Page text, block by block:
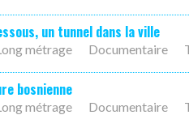
un tunnel dans la ville
métrage Documentaire
bosnienne
métrage Documentaire